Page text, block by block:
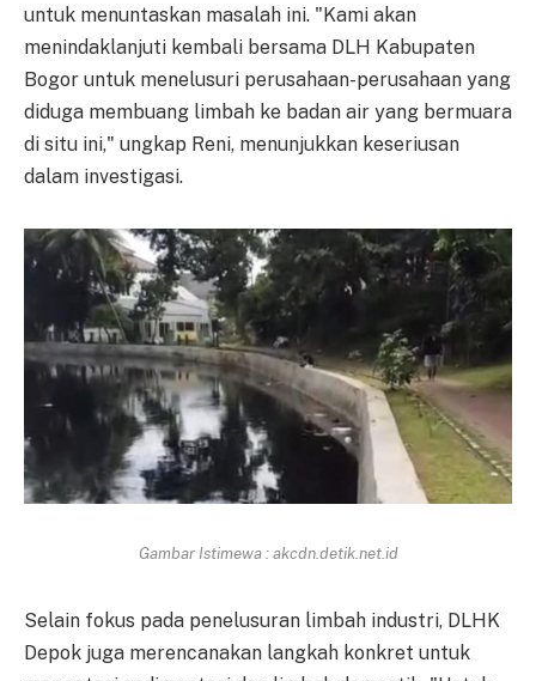
untuk menuntaskan masalah ini. "Kami akan
menindaklanjuti kembali bersama DLH Kabupaten
Bogor untuk menelusuri perusahaan-perusahaan yang
diduga membuang limbah ke badan air yang bermuara
di situ ini," ungkap Reni, menunjukkan keseriusan
dalam investigasi.
Gambar Istimewa : akcdn.detik.net.id
Selain fokus pada penelusuran limbah industri, DLHK
Depok juga merencanakan langkah konkret untuk